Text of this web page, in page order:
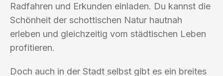
Radfahren und Erkunden einladen. Du kannst die
Schönheit der schottischen Natur hautnah
erleben und gleichzeitig vom städtischen Leben
profitieren.
Doch auch in der Stadt selbst gibt es ein breites